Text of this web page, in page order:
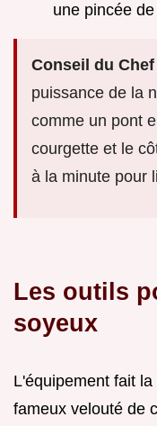
une pincée
Conseil du Chef
puissance de la
comme un pont
courgette et le
à la minute pour
Les outils
soyeux
L'équipement fait
fameux velouté de